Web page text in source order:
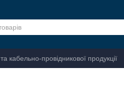
кабельно-провідникової продукції